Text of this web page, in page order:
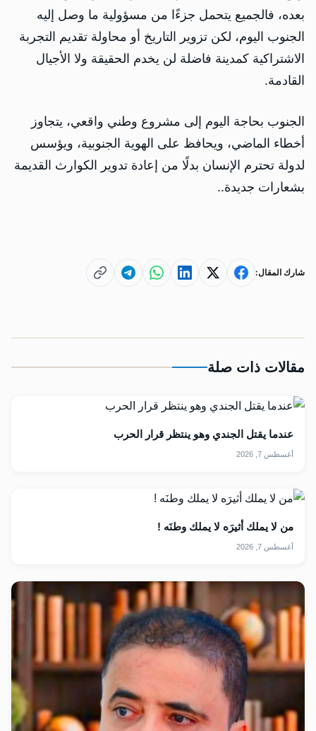
بعده، فالجميع يتحمل جزءًا من مسؤولية ما وصل إليه
الجنوب اليوم، لكن تزوير التاريخ أو محاولة تقديم التجربة
الاشتراكية كمدينة فاضلة لن يخدم الحقيقة ولا الأجيال
القادمة.
الجنوب بحاجة اليوم إلى مشروع وطني واقعي، يتجاوز
أخطاء الماضي، ويحافظ على الهوية الجنوبية، ويؤسس
لدولة تحترم الإنسان بدلًا من إعادة تدوير الكوارث القديمة
بشعارات جديدة..
شارك المقال:
مقالات ذات صلة
عندما يقتل الجندي وهو ينتظر قرار الحرب
أغسطس 7, 2026
من لا يملك أثيرَه لا يملك وطنَه !
أغسطس 7, 2026